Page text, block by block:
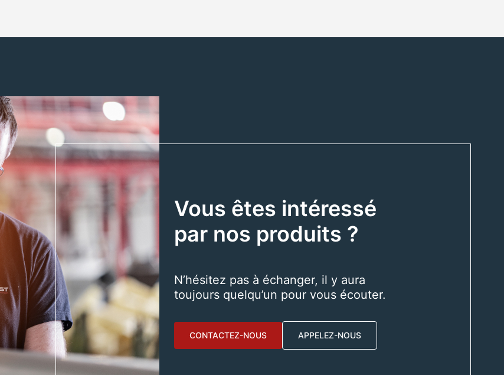
Vous êtes intéressé
par nos produits ?
N’hésitez pas à échanger, il y aura
toujours quelqu’un pour vous écouter.
CONTACTEZ-NOUS APPELEZ-NOUS